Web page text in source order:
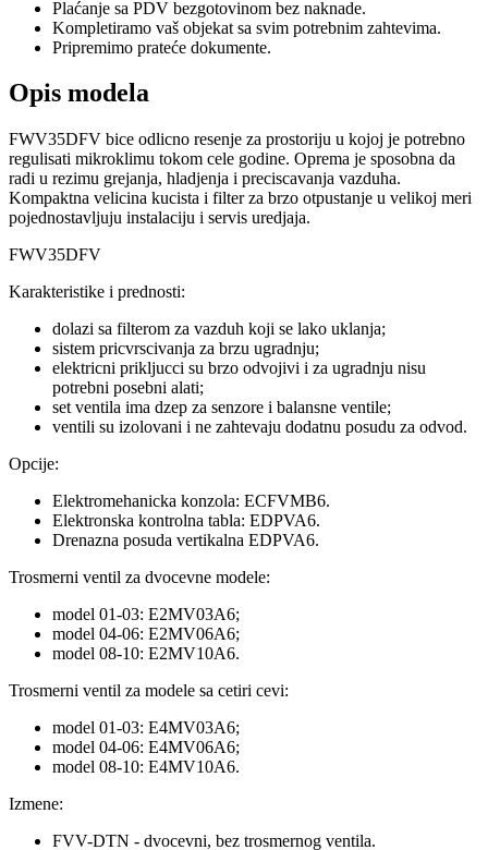
Plaćanje sa PDV bezgotovinom bez naknade.
Kompletiramo vaš objekat sa svim potrebnim zahtevima.
Pripremimo prateće dokumente.
Opis modela
FWV35DFV bice odlicno resenje za prostoriju u kojoj je potrebno
regulisati mikroklimu tokom cele godine. Oprema je sposobna da
radi u rezimu grejanja, hladjenja i preciscavanja vazduha.
Kompaktna velicina kucista i filter za brzo otpustanje u velikoj meri
pojednostavljuju instalaciju i servis uredjaja.
FWV35DFV
Karakteristike i prednosti:
dolazi sa filterom za vazduh koji se lako uklanja;
sistem pricvrscivanja za brzu ugradnju;
elektricni prikljucci su brzo odvojivi i za ugradnju nisu
potrebni posebni alati;
set ventila ima dzep za senzore i balansne ventile;
ventili su izolovani i ne zahtevaju dodatnu posudu za odvod.
Opcije:
Elektromehanicka konzola: ECFVMB6.
Elektronska kontrolna tabla: EDPVA6.
Drenazna posuda vertikalna EDPVA6.
Trosmerni ventil za dvocevne modele:
model 01-03: E2MV03A6;
model 04-06: E2MV06A6;
model 08-10: E2MV10A6.
Trosmerni ventil za modele sa cetiri cevi:
model 01-03: E4MV03A6;
model 04-06: E4MV06A6;
model 08-10: E4MV10A6.
Izmene:
FVV-DTN - dvocevni, bez trosmernog ventila.